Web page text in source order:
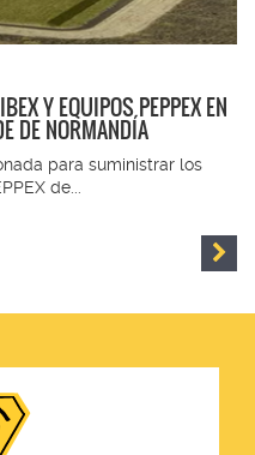
Y EQUIPOS PEPPEX EN
DE NORMANDÍA
para suministrar los
de...